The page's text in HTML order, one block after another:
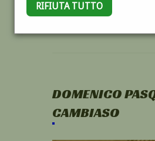
RIFIUTA TUTTO
DOMENICO
CAMBIASO